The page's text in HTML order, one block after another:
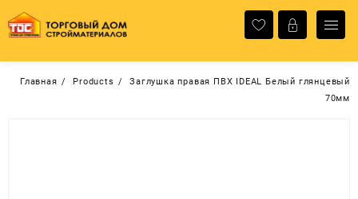
содержимому
Главная Products
Заглушка правая ПВХ IDEAL Белый глянцевый
70мм